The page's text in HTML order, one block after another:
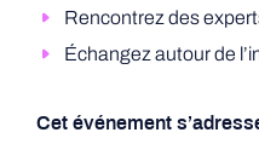
Rencontrez des
Échangez autour de
Cet événement